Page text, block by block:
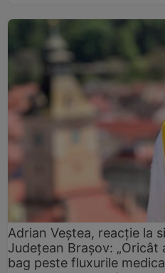
Adrian Veștea, reacție la
Județean Brașov:
bag peste fluxurile